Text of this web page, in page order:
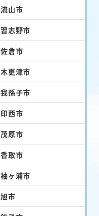
流山市
習志野市
佐倉市
木更津市
我孫子市
印西市
茂原市
香取市
袖ヶ浦市
旭市